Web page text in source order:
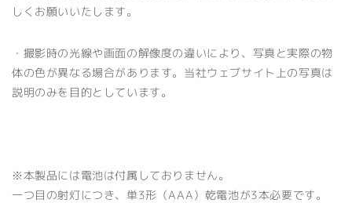
しくお願いいたします。
・撮影時の光線や画面の解像度の違いにより、写真と実際の物
体の色が異なる場合があります。当社ウェブサイト上の写真は
説明のみを目的としています。
※本製品には電池は付属しておりません。
一つ目の射灯につき、単3形（AAA）乾電池が3本必要です。